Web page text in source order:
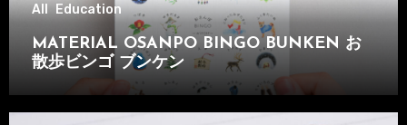
All Education
MATERIAL OSANPO BINGO BUNKEN お
散歩ビンゴ ブンケン